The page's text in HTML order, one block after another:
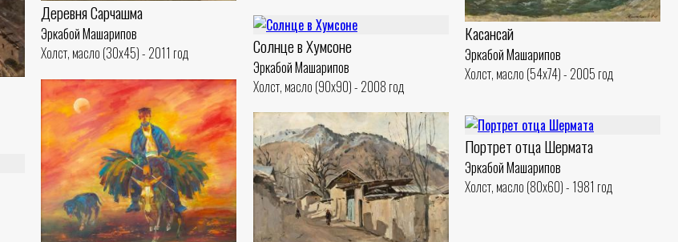
Деревня Сарчашма
Эркабой Машарипов
Холст, масло (30x45) - 2011 год
Касансай
Эркабой Машарипов
Холст, масло (54x74) - 2005 год
Солнце в Хумсоне
Эркабой Машарипов
Холст, масло (90x90) - 2008 год
Портрет отца Шермата
Эркабой Машарипов
Холст, масло (80x60) - 1981 год